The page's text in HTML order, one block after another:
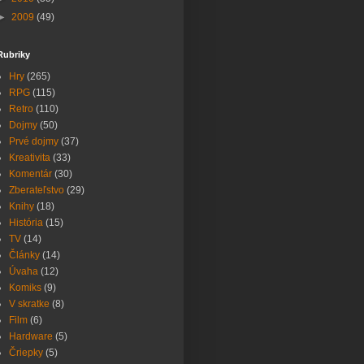
2009 (49)
Hry (265)
RPG (115)
Retro (110)
Dojmy (50)
Prvé dojmy (37)
Kreativita (33)
Komentár (30)
Zberateľstvo (29)
Knihy (18)
História (15)
TV (14)
Články (14)
Úvaha (12)
Komiks (9)
V skratke (8)
Film (6)
Hardware (5)
Čriepky (5)